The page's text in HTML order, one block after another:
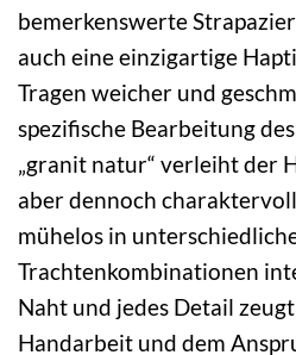
bemerkenswerte
auch eine einzigartige
Tragen weicher und
spezifische Bearbeitung
„granit natur“ verleiht der
aber dennoch
mühelos in
Trachtenkombinationen
Naht und jedes Detail
Handarbeit und dem